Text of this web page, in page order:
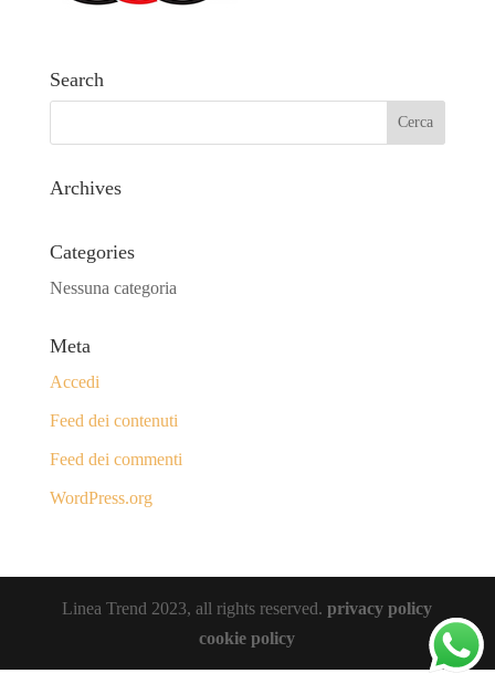
Search
Archives
Categories
Nessuna categoria
Meta
Accedi
Feed dei contenuti
Feed dei commenti
WordPress.org
Linea Trend 2023, all rights reserved.privacy policy
cookie policy